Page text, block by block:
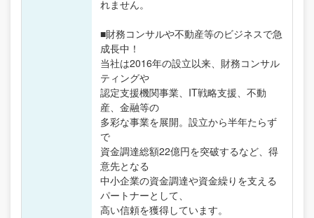
れません。
■財務コンサルや不動産等のビジネスで急
成長中！
当社は2016年の設立以来、財務コンサル
ティングや
認定支援機関事業、IT戦略支援、不動
産、金融等の
多彩な事業を展開。設立から半年たらず
で
資金調達総額22億円を突破するなど、得
意先となる
中小企業の資金調達や資金繰りを支える
パートナーとして、
高い信頼を獲得しています。